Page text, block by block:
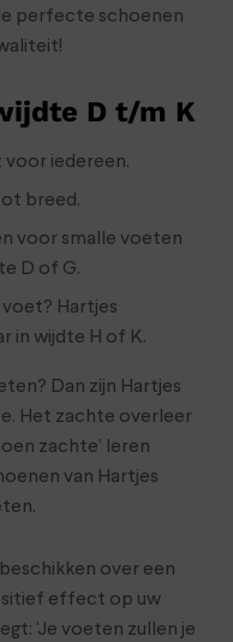
perfecte schoenen
D t/m K
voor iedereen.
breed.
voor smalle voeten
D of G.
Hartjes
in wijdte H of K.
Dan zijn Hartjes
Het zachte overleer
zachte’ leren
van Hartjes
over een
effect op uw
‘Je voeten zullen je